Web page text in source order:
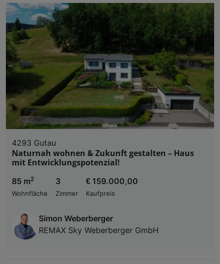
4293 Gutau
Naturnah wohnen & Zukunft gestalten – Haus
mit Entwicklungspotenzial!
85 m2
Wohnfläche
3
Zimmer
€ 159.000,00
Kaufpreis
Simon Weberberger
REMAX Sky Weberberger GmbH
Verwendung genauer Standortdaten.
Zugriff auf Informationen auf einem Endgerät.
und der Performance von Inhalten,
Liste der Partner (Lieferanten)